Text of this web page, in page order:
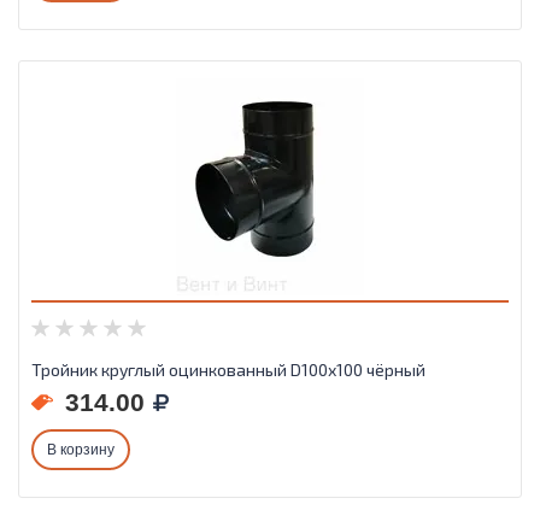
Тройник круглый оцинкованный D100х100 чёрный
314.00
В корзину